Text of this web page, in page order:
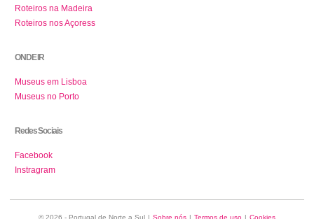
Roteiros na Madeira
Roteiros nos Açoress
ONDE IR
Museus em Lisboa
Museus no Porto
Redes Sociais
Facebook
Instragram
© 2026 - Portugal de Norte a Sul | Sobre nós | Termos de uso | Cookies